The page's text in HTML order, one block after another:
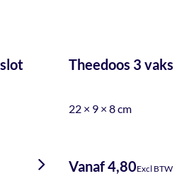
Theedoos 3 vaks
22 × 9 × 8 cm
Vanaf 4,80Excl BTW